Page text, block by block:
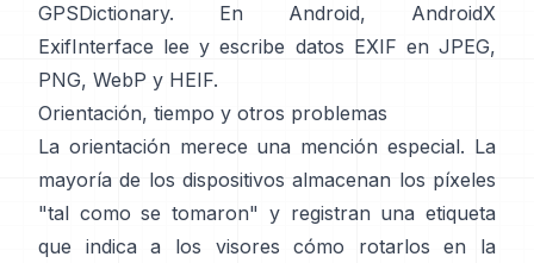
GPSDictionary. En Android, AndroidX
ExifInterface lee y escribe datos EXIF en JPEG,
PNG, WebP y HEIF.
Orientación, tiempo y otros problemas
La orientación merece una mención especial. La
mayoría de los dispositivos almacenan los píxeles
"tal como se tomaron" y registran una etiqueta
que indica a los visores cómo rotarlos en la